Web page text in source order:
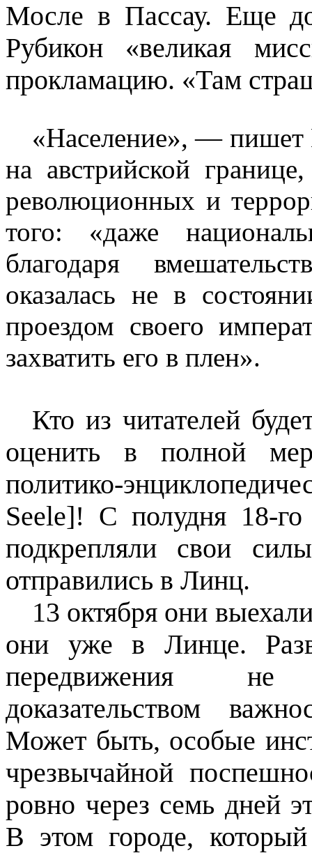
Мосле в Пассау. Еще до
Рубикон «великая
прокламацию. «Там
«Население», —
на австрийской
революционных и
того: «даже
благодаря
оказалась не в
проездом своего
захватить его в плен».
Кто из читателей
оценить в полной
политико-
Seele]! С полудня 18-го
подкрепляли свои
отправились в Линц.
13 октября они
они уже в Линце.
передвижения не
доказательством
Может быть, особые
чрезвычайной
ровно через семь дней
В этом городе,